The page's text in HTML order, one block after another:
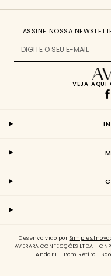
ASSINE NOSSA
VEJA AQUI
Desenvolvido por
AVERARA CONFECÇÕES LTDA –
Andar 1 – Bom Retiro –